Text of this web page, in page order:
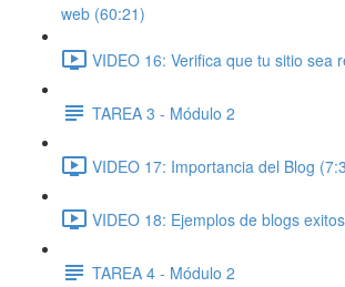
web (60:21)
VIDEO 16: Verifica que tu sitio sea
TAREA 3 - Módulo 2
VIDEO 17: Importancia del Blog
VIDEO 18: Ejemplos de blogs
TAREA 4 - Módulo 2